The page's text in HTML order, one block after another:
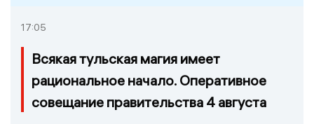
17:05
Всякая тульская магия имеет
рациональное начало. Оперативное
совещание правительства 4 августа